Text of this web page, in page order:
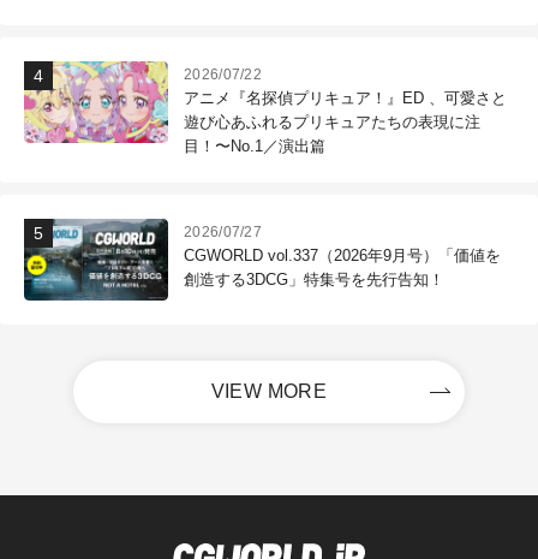
2026/07/22
アニメ『名探偵プリキュア！』ED 、可愛さと
遊び心あふれるプリキュアたちの表現に注
目！〜No.1／演出篇
2026/07/27
CGWORLD vol.337（2026年9月号）「価値を
創造する3DCG」特集号を先行告知！
VIEW MORE